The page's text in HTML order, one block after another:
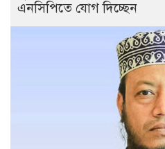
এনসিপিতে যোগ দিচ্ছেন